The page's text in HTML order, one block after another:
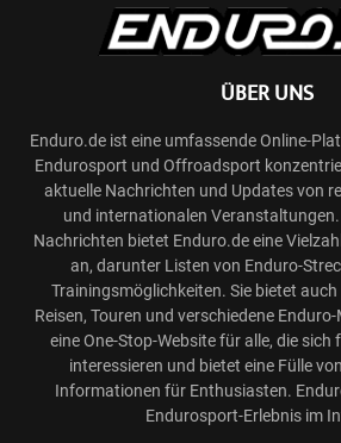
ÜBER UNS
Enduro.de ist eine umfassende Online-
Endurosport und Offroadsport
aktuelle Nachrichten und Updates von
und internationalen
Nachrichten bietet Enduro.de eine
an, darunter Listen von Enduro-
Trainingsmöglichkeiten. Sie bietet
Reisen, Touren und verschiedene
eine One-Stop-Website für alle, die
interessieren und bietet eine Fülle
Informationen für Enthusiasten.
Endurosport-Erlebnis im